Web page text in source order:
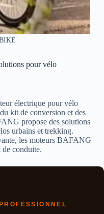
pour vélo
électrique pour vélo
kit de conversion et des
propose des solutions
urbains et trekking.
les moteurs BAFANG
conduite.